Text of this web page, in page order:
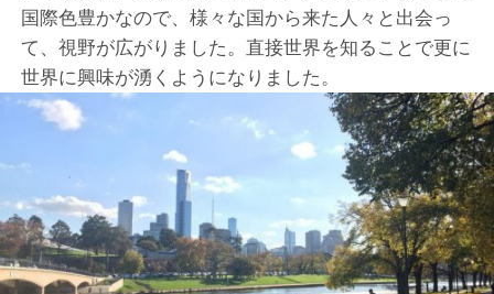
国際色豊かなので、様々な国から来た人々と出会っ
て、視野が広がりました。直接世界を知ることで更に
世界に興味が湧くようになりました。